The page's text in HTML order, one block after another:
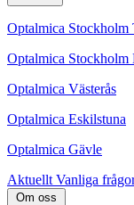
Optalmica Stockholm
Optalmica Stockholm
Optalmica Västerås
Optalmica Eskilstuna
Optalmica Gävle
Aktuellt Vanliga
Om oss